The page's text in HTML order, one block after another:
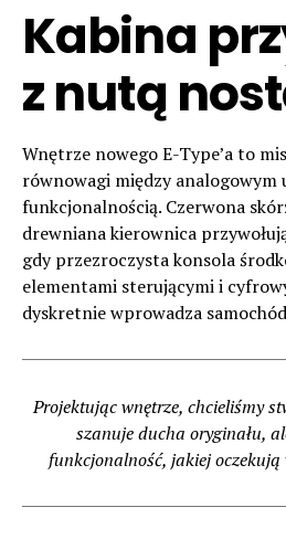
Kabina
z nutą
Wnętrze nowego E-Type’a to
równowagi między analogowym
funkcjonalnością. Czerwona
drewniana kierownica
gdy przezroczysta konsola
elementami sterującymi i
dyskretnie wprowadza
Projektując wnętrze, chcieliśmy
szanuje ducha oryginału,
funkcjonalność, jakiej oczekują